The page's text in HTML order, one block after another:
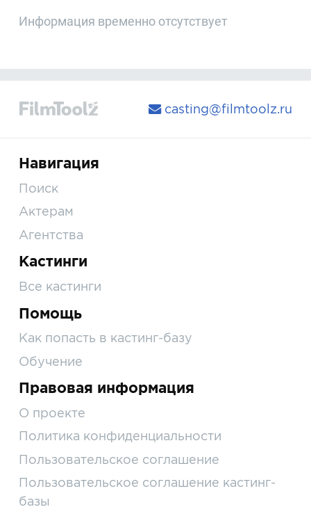
Информация временно отсутствует
casting@filmtoolz.ru
Навигация
Поиск
Актерам
Агентства
Кастинги
Все кастинги
Помощь
Как попасть в кастинг-базу
Обучение
Правовая информация
О проекте
Политика конфиденциальности
Пользовательское соглашение
Пользовательское соглашение кастинг-
базы